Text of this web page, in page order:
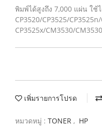
พิมพ์ได้สูงถึง 7,000 แผ่น ใช้
CP3520/CP3525/
CP3525x/CM3530/
เพิ่มรายการโปรด
หมวดหมู่ : TONER , HP